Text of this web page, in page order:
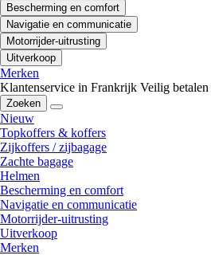
Bescherming en comfort
Navigatie en communicatie
Motorrijder-uitrusting
Uitverkoop
Merken
Klantenservice in Frankrijk Veilig betalen
Zoeken
Nieuw
Topkoffers & koffers
Zijkoffers / zijbagage
Zachte bagage
Helmen
Bescherming en comfort
Navigatie en communicatie
Motorrijder-uitrusting
Uitverkoop
Merken